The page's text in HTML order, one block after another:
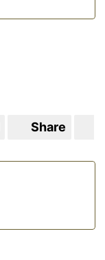
Share